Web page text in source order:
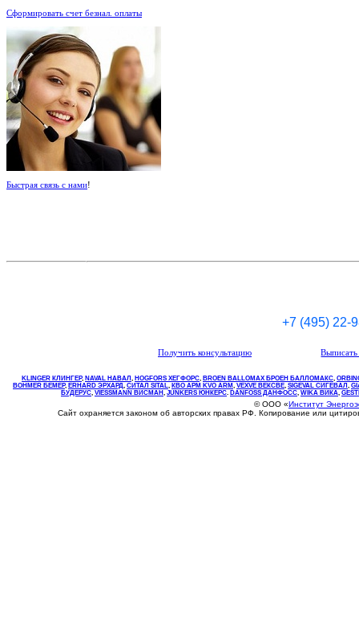
Сформировать счет безнал. оплаты
Быстрая связь с нами!
+7 (495) 22-
Получить консультацию
KLINGER КЛИНГЕР, NAVAL НАВАЛ , НOGFORS ХЕГФОРС, BROEN BALLOMAX БРОЕН БАЛЛОМАКС,
BOHMER БЕМЕР, ERHARD ЭРХАРД, СИТАЛ SITAL, КВО АРМ KVO ARM, VEXVE ВЕКСВЕ, SIGEVAL СИГЕВАЛ ,
БУДЕРУС, VIESSMANN ВИСМАН , JUNKERS ЮНКЕРС. DANFOSS ДАНФОСС, WIKA ВИКА,
© ООО «Институт
Сайт охраняется законом об авторских правах РФ. Копирование или